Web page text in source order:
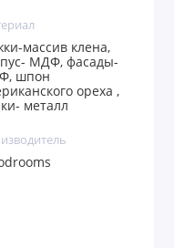
массив клена,
МДФ, фасады-
шпон
ореха ,
металл